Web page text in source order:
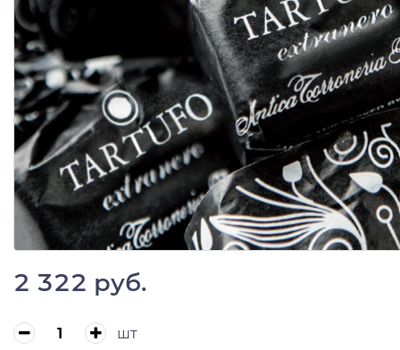
2 322 руб.
шт